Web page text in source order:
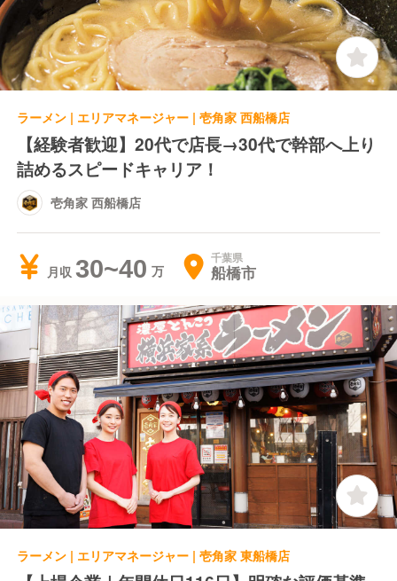
ラーメン | エリアマネージャー | 壱角家 西船橋店
【経験者歓迎】20代で店長→30代で幹部へ上り
詰めるスピードキャリア！
壱角家 西船橋店
月収 30~40 千葉県
船橋市
ラーメン | エリアマネージャー | 壱角家 東船橋店